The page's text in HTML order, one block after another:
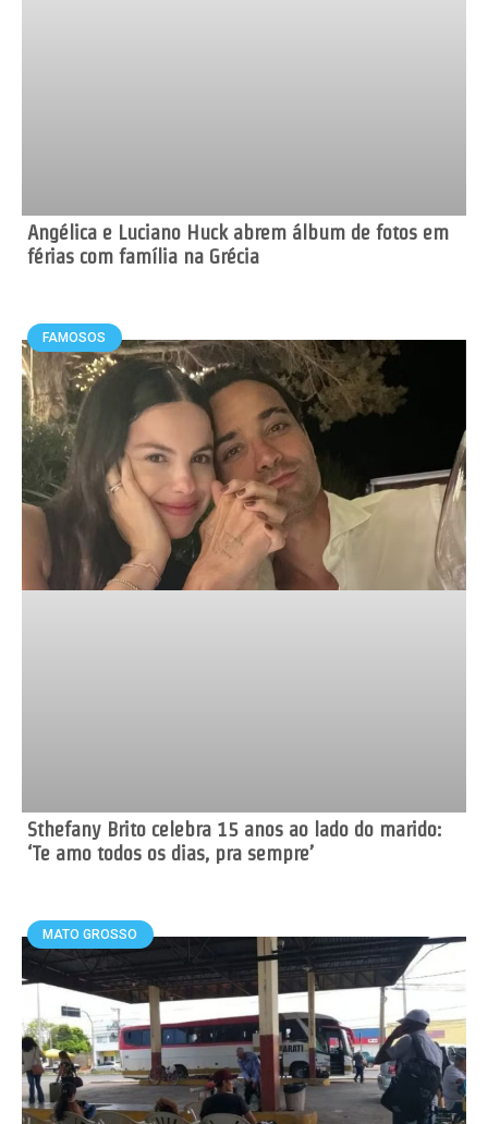
Angélica e Luciano Huck abrem álbum de fotos em
férias com família na Grécia
FAMOSOS
Sthefany Brito celebra 15 anos ao lado do marido:
‘Te amo todos os dias, pra sempre’
MATO GROSSO